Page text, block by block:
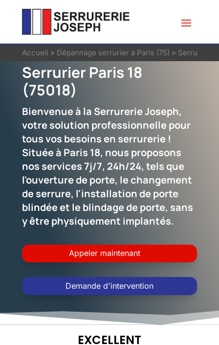
Accueil » Dépannage serrurier à Paris (75) » Serrurier à
Serrurier Paris 18
(75018)
Bienvenue à la Serrurerie Joseph,
votre solution professionnelle pour
tous vos besoins en serrurerie !
Située à Paris 18, nous proposons
nos services 7j/7, 24h/24, tels que
l'ouverture de porte, le changement
de serrure, l'installation de porte
blindée et le blindage de porte, sans
y être physiquement implantés.
Appeler maintenant
Demande d'intervention
EXCELLENT